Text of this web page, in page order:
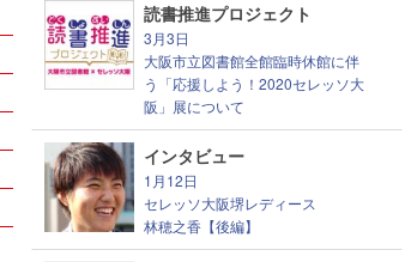
読書推進プロジェクト
3月3日
大阪市立図書館全館臨時休館に伴
う「応援しよう！2020セレッソ大
阪」展について
インタビュー
1月12日
セレッソ大阪堺レディース
林穂之香【後編】